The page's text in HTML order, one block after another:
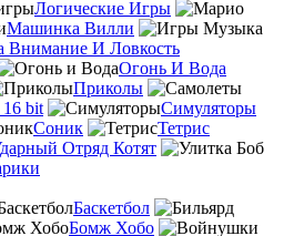
Логические Игры
Машинка Вилли
Внимание И Ловкость
Огонь И Вода
Приколы
bit
Симуляторы
Соник
Тетрис
Отряд Котят
Баскетбол
Бомж Хобо